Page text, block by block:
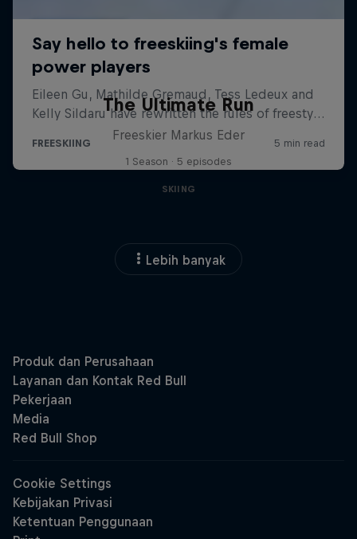
The Ultimate Run
Freeskier Markus Eder
1 Season · 5 episodes
SKIING
Lebih banyak